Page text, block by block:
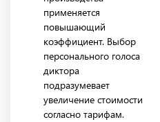
применяется
повышающий
коэффициент. Выбор
персонального голоса
диктора
подразумевает
увеличение стоимости
согласно тарифам.